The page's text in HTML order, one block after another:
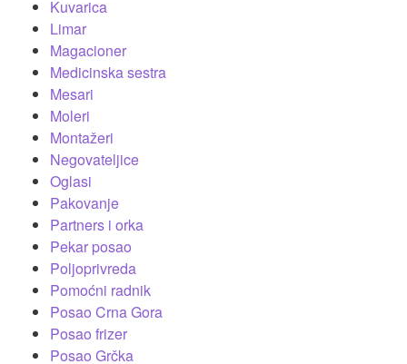
Kuvarica
Limar
Magacioner
Medicinska sestra
Mesari
Moleri
Montažeri
Negovateljice
Oglasi
Pakovanje
Partners i orka
Pekar posao
Poljoprivreda
Pomoćni radnik
Posao Crna Gora
Posao frizer
Posao Grčka